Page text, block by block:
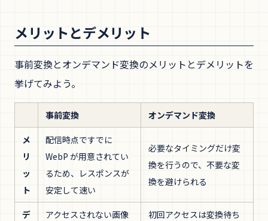
メリットとデメリット
事前変換とオンデマンド変換のメリットとデメリットを
挙げてみよう。
事前変換 オンデマンド変換
メ
リ
ッ
ト
配信時点ですでに
WebP が用意されてい
るため、レスポンスが
安定して速い
必要なタイミングだけ変
換を行うので、不要な変
換を避けられる
デ
アクセスされない画像
初回アクセスは変換待ち